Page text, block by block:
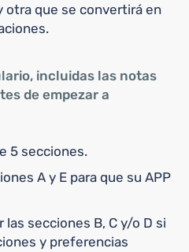
otra que se convertirá en
incluidas las notas
de empezar a
5 secciones.
A y E para que su APP
secciones B, C y/o D si
y preferencias